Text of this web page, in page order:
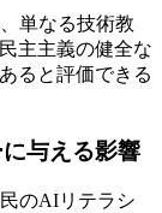
単なる技術教
主主義の健全な
ると評価できる
与える影響
のAIリテラシ